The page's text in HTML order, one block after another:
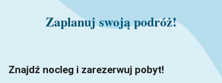
Zaplanuj swoją podróż!
Znajdź nocleg i zarezerwuj pobyt!